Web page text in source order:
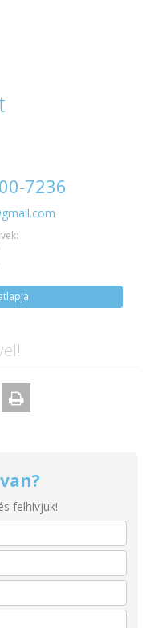
7236
felhívjuk!